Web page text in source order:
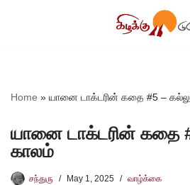
Home » யானை டாக்டரின் கதை #5 –
யானை டாக்டரின் கதை
காலம்
சந்துரு May 1, 2025 வாழ்க்கை